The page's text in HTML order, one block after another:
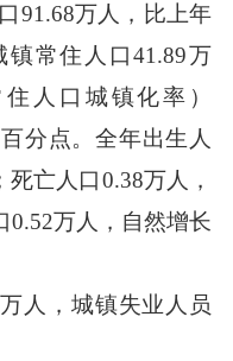
万人，比上年
常住人口41.89万
人口城镇化率）
分点。全年出生人
亡人口0.38万人，
万人，自然增长
，城镇失业人员